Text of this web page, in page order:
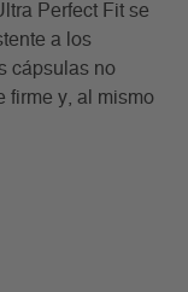
Perfect Fit se
a los
cápsulas no
firme y, al mismo